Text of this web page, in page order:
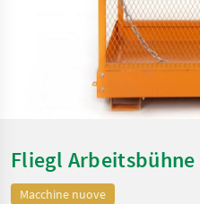
Fliegl Arbeitsbühne
Macchine nuove